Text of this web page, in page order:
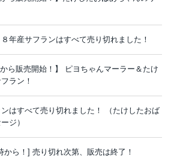
８年産サフランはすべて売り切れました！
から販売開始！】 ピヨちゃんマーラー＆たけ
ラン！
ンはすべて売り切れました！ （たけしたおば
ジ）
から！] 売り切れ次第、販売は終了！